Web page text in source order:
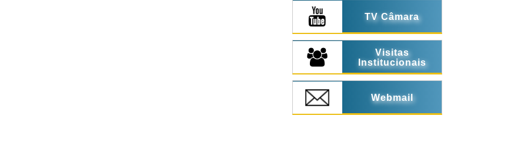
TV Câmara
Visitas
Institucionais
Webmail